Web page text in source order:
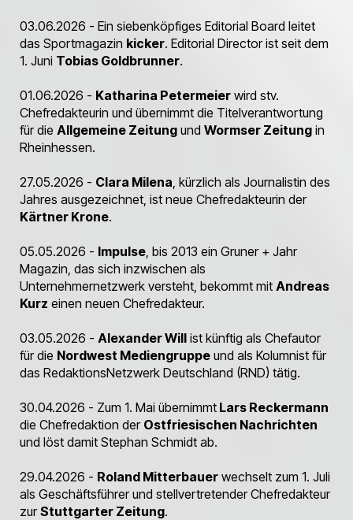
03.06.2026 - Ein siebenköpfiges Editorial Board leitet
das Sportmagazin kicker. Editorial Director ist seit dem
1. Juni Tobias Goldbrunner.
01.06.2026 - Katharina Petermeier wird stv.
Chefredakteurin und übernimmt die Titelverantwortung
für die Allgemeine Zeitung und Wormser Zeitung in
Rheinhessen.
27.05.2026 - Clara Milena , kürzlich als Journalistin des
Jahres ausgezeichnet, ist neue Chefredakteurin der
Kärtner Krone.
05.05.2026 - Impulse , bis 2013 ein Gruner + Jahr
Magazin, das sich inzwischen als
Unternehmernetzwerk versteht, bekommt mit Andreas
Kurz einen neuen Chefredakteur.
03.05.2026 - Alexander Will ist künftig als Chefautor
für die Nordwest Mediengruppe und als Kolumnist für
das RedaktionsNetzwerk Deutschland (RND) tätig.
30.04.2026 - Zum 1. Mai übernimmt Lars Reckermann
die Chefredaktion der Ostfriesischen Nachrichten
und löst damit Stephan Schmidt ab.
29.04.2026 - Roland Mitterbauer wechselt zum 1. Juli
als Geschäftsführer und stellvertretender Chefredakteur
zurStuttgarter Zeitung.